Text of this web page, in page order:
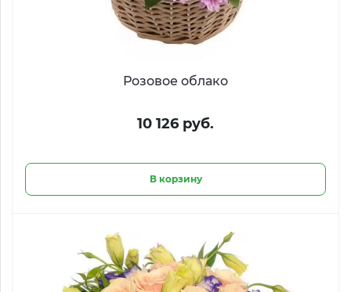
Розовое облако
10 126 руб.
В корзину